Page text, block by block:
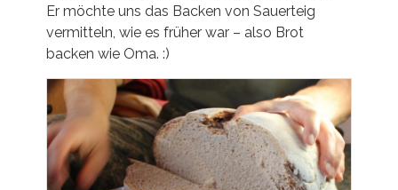
Er möchte uns das Backen von Sauerteig
vermitteln, wie es früher war – also Brot
backen wie Oma. :)